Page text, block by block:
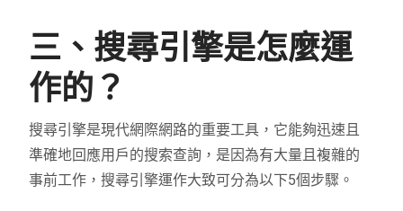
三、搜尋引擎是怎麼運
作的？
搜尋引擎是現代網際網路的重要工具，它能夠迅速且
準確地回應用戶的搜索查詢，是因為有大量且複雜的
事前工作，搜尋引擎運作大致可分為以下5個步驟。